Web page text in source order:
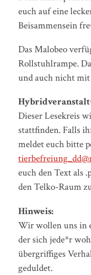
euch auf eine
Beisammensein
Das Malobeo
Rollstuhlrampe.
und auch nicht
Dieser Lesekreis
stattfinden. Falls
meldet euch bitte
euch den Text als
den Telko-Raum
Hinweis:
Wir wollen uns in
der sich jede*r
übergriffiges
geduldet.